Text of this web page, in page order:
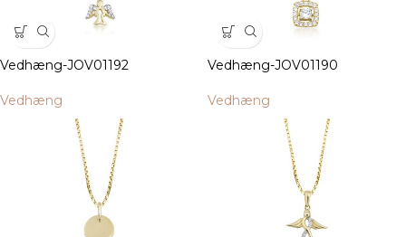
Vedhæng-JOV01192
Vedhæng
Vedhæng-JOV01190
Vedhæng